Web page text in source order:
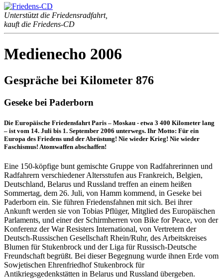
Unterstützt die Friedensradfahrt,
kauft die Friedens-CD
Medienecho 2006
Gespräche bei Kilometer 876
Geseke bei Paderborn
Die Europäische Friedensfahrt Paris – Moskau - etwa 3 400 Kilometer lang
– ist vom 14. Juli bis 1. September 2006 unterwegs. Ihr Motto: Für ein
Europa des Friedens und der Abrüstung! Nie wieder Krieg! Nie wieder
Faschismus! Atomwaffen abschaffen!
Eine 150-köpfige bunt gemischte Gruppe von Radfahrerinnen und
Radfahrern verschiedener Altersstufen aus Frankreich, Belgien,
Deutschland, Belarus und Russland treffen an einem heißen
Sommertag, dem 26. Juli, von Hamm kommend, in Geseke bei
Paderborn ein. Sie führen Friedensfahnen mit sich. Bei ihrer
Ankunft werden sie von Tobias Pflüger, Mitglied des Europäischen
Parlaments, und einer der Schirmherren von Bike for Peace, von der
Konferenz der War Resisters International, von Vertretern der
Deutsch-Russischen Gesellschaft Rhein/Ruhr, des Arbeitskreises
Blumen für Stukenbrock und der Liga für Russisch-Deutsche
Freundschaft begrüßt. Bei dieser Begegnung wurde ihnen Erde vom
Sowjetischen Ehrenfriedhof Stukenbrock für
Antikriegsgedenkstätten in Belarus und Russland übergeben.